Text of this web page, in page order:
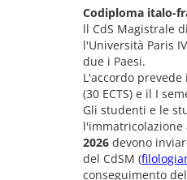
Codiploma italo-
ll CdS Magistrale
l'Università Paris
due i Paesi.
L'accordo
(30 ECTS) e il I
Gli studenti e le
l'immatricolazione
2026 devono
del CdSM (
conseguimento